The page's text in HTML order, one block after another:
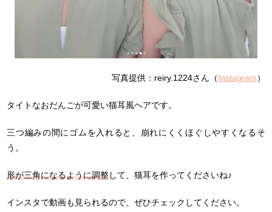
写真提供：reiry.1224さん（Instagram）
タイトなおだんごが可愛い猫耳風ヘアです。
三つ編みの間にゴムを入れると、崩れにくくほぐしやすくなるそ
う。
形が三角になるように調整して、猫耳を作ってくださいね♪
インスタで動画も見られるので、ぜひチェックしてください。